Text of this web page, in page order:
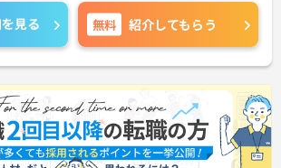
見る 無料 紹介してもらう